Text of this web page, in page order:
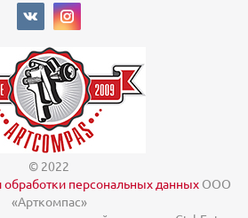
© 2022
персональных данныхООО
«Арткомпас»